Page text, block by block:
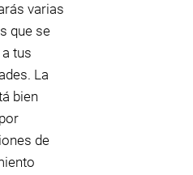
varias
que se
tus
La
bien
de